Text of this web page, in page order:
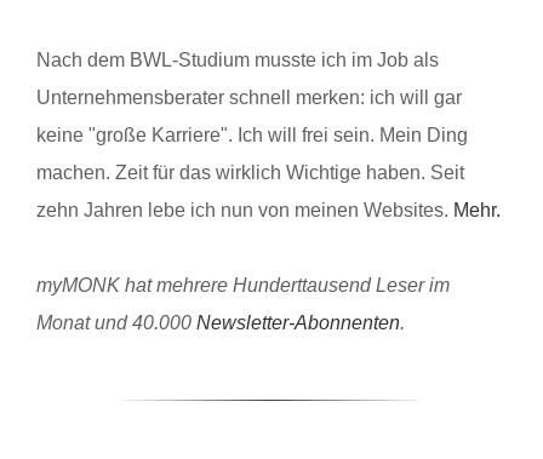
Nach dem BWL-Studium musste ich im Job als
Unternehmensberater schnell merken: ich will gar
keine "große Karriere". Ich will frei sein. Mein Ding
machen. Zeit für das wirklich Wichtige haben. Seit
zehn Jahren lebe ich nun von meinen Websites. Mehr.
myMONK hat mehrere Hunderttausend Leser im
Monat und 40.000 Newsletter-Abonnenten.